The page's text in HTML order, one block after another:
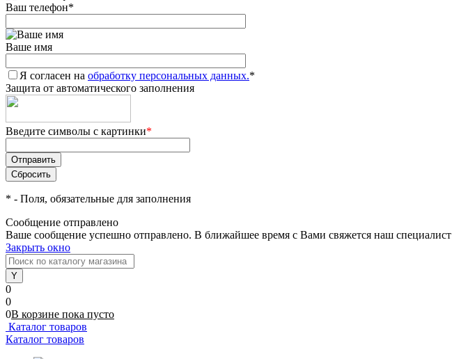
Ваш телефон*
Ваше имя
Я согласен на обработку персональных данных.*
Защита от автоматического заполнения
Введите символы с картинки*
* - Поля, обязательные для заполнения
Сообщение отправлено
Ваше сообщение успешно отправлено. В ближайшее время с Вами свяжется наш специалист
Закрыть окно
0
0
0В корзине пока пусто
Каталог товаров
Каталог товаров